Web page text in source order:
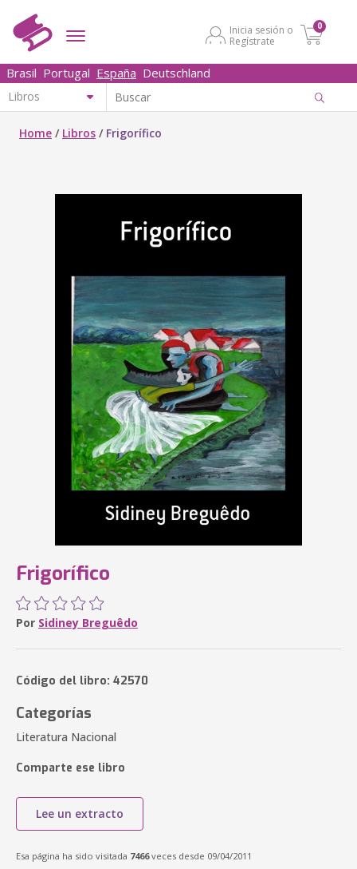
Inicia sesión o
Regístrate
0
Brasil Portugal España Deutschland
Home / Libros / Frigorífico
Frigorífico
Por Sidiney Breguêdo
Código del libro: 42570
Categorías
Literatura Nacional
Comparte ese libro
Lee un extracto
Esa página ha sido visitada 7466veces desde 09/04/2011